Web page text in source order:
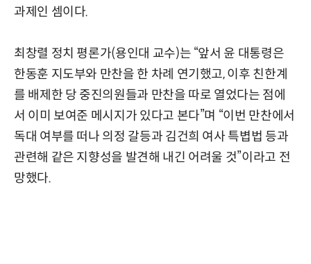
과제인 셈이다.
최창렬 정치 평론가(용인대 교수)는 “앞서 윤 대통령은
한동훈 지도부와 만찬을 한 차례 연기했고, 이후 친한계
를 배제한 당 중진의원들과 만찬을 따로 열었다는 점에
서 이미 보여준 메시지가 있다고 본다”며 “이번 만찬에서
독대 여부를 떠나 의정 갈등과 김건희 여사 특볍법 등과
관련해 같은 지향성을 발견해 내긴 어려울 것”이라고 전
망했다.